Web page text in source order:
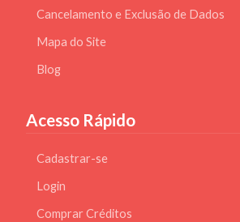
Cancelamento e Exclusão de Dados
Mapa do Site
Blog
Acesso Rápido
Cadastrar-se
Login
Comprar Créditos